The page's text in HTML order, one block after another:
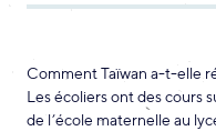
Comment Taïwan a-t-elle
Les écoliers ont des cours
de l’école maternelle au